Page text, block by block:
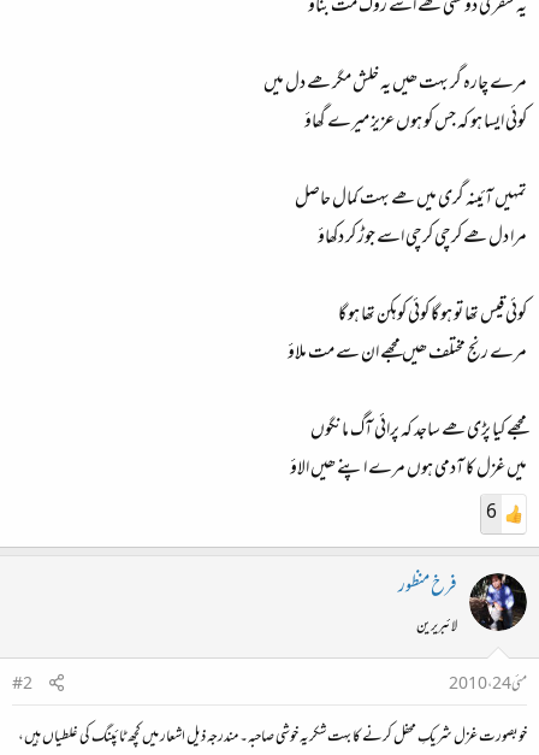
یہ سفر کی دوستی ھے اسے روگ مت بناؤ
مرے چارہ گر بہت ھیں یہ خلش مگر ھے دل میں
کوئی ایسا ہو کہ جس کو ہوں عزیز میرے گھاؤ
تمہیں آئینہ گری میں ھے بہت کمال حاصل
مرا دل ھے کرچی کرچی اسے جوڑ کر دکھاؤ
کوئی قیس تھا تو ہو گا کوئی کوہکن تھا ہو گا
مرے رنج مختلف ھیں مجھے ان سے مت ملاؤ
مجھے کیا پڑی ھے ساجد کہ پرائی آگ مانگوں
میں غزل کا آدمی ہوں مرے اپنے ھیں الاؤ
6
فرخ منظور
لائبریرین
مئی 24، 2010
#2
خوبصورت غزل شریکِ محفل کرنے کا بہت شکریہ خوشی صاحبہ۔ مندرجہ ذیل اشعار میں کچھ ٹائپنگ کی غلطیاں ہیں،